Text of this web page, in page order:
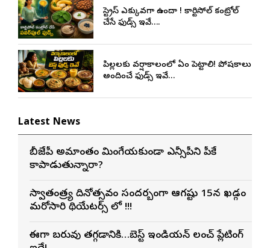
స్ట్రెస్ ఎక్కువగా ఉందా ! కార్టిసోల్ కంట్రోల్
చేసే ఫుడ్స్ ఇవే….
పిల్లలకు వర్షాకాలంలో ఏం పెట్టాలి! పోషకాలు
అందించే ఫుడ్స్ ఇవే…
Latest News
బీజేపీ అమాంతం మింగేయకుండా ఎన్సీపీని పీకే
కాపాడుతున్నారా?
స్వాతంత్ర్య దినోత్సవం సందర్బంగా ఆగష్టు 15న ఖడ్గం
మరోసారి థియేటర్స్ లో !!!
ఈజీగా బరువు తగ్గడానికి…బెస్ట్ ఇండియన్ లంచ్ ప్లేటింగ్